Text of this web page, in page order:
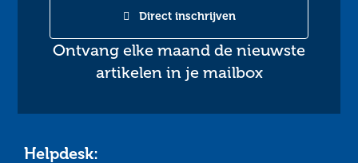
Ontvang elke maand de nieuwste
artikelen in je mailbox
Direct inschrijven
Helpdesk: